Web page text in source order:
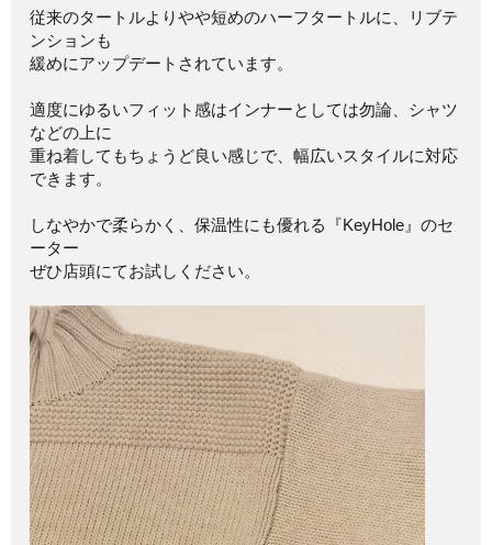
従来のタートルよりやや短めのハーフタートルに、リブテ
ンションも
緩めにアップデートされています。
適度にゆるいフィット感はインナーとしては勿論、シャツ
などの上に
重ね着してもちょうど良い感じで、幅広いスタイルに対応
できます。
しなやかで柔らかく、保温性にも優れる『KeyHole』のセ
ーター
ぜひ店頭にてお試しください。